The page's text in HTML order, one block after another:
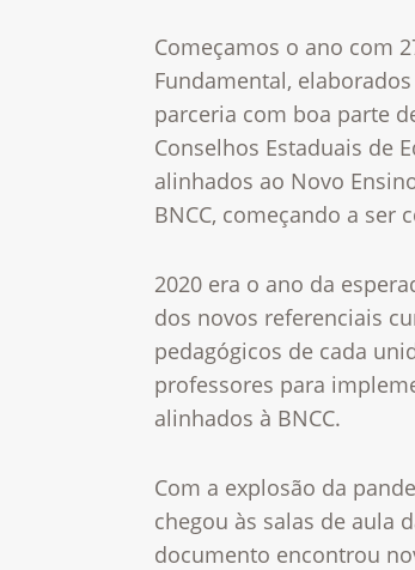
Começamos o ano com
Fundamental,
parceria com boa parte
Conselhos Estaduais de
alinhados ao Novo
BNCC, começando a ser
2020 era o ano da
dos novos referenciais
pedagógicos de cada
professores para
alinhados à BNCC.
Com a explosão da
chegou às salas de aula
documento encontrou